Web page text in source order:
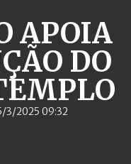
APOIA
DO
3/2025 09:32